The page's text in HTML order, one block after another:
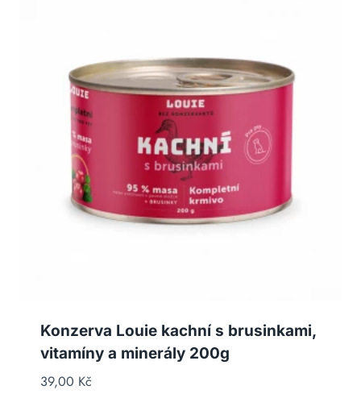
Konzerva Louie kachní s brusinkami,
vitamíny a minerály 200g
39,00 Kč